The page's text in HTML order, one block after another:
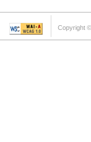
Copyright